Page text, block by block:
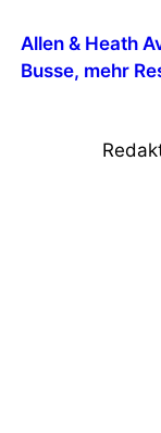
Allen & Heath
Busse, mehr